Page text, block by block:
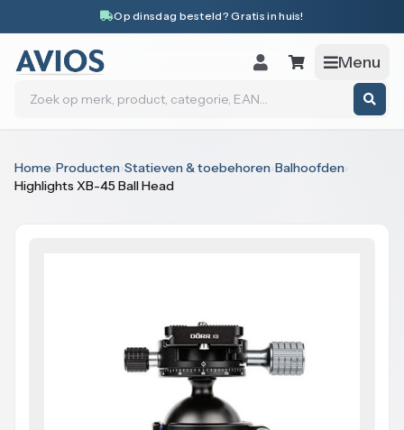
Op dinsdag besteld? Gratis in huis!
Menu
Zoeken
Home›Producten›Statieven & toebehoren›Balhoofden›
Highlights XB-45 Ball Head